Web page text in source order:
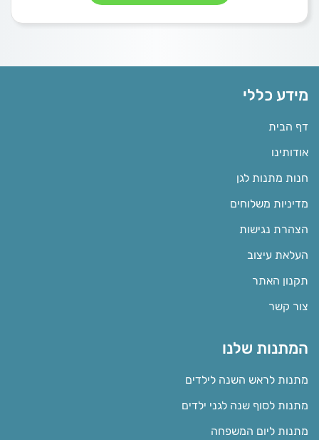
מידע כללי
דף הבית
אודותינו
חנות מתנות לגן
מדיניות משלוחים
הצהרת נגישות
העלאת עיצוב
תקנון האתר
צור קשר
המתנות שלנו
מתנות לראש השנה לילדים
מתנות לסוף שנה לגני ילדים
מתנות ליום המשפחה